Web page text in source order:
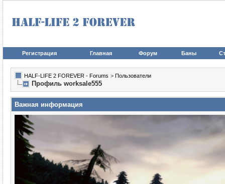
Регистрация Главная Форум Баны
HALF-LIFE 2 FOREVER - Forums > Пользователи
Профиль worksale555
Важная информация